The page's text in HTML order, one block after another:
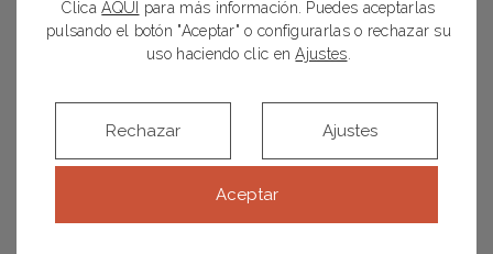
¿Qué tratamientos
existen?
fisioterapia, terapias conductuales
(que intentan orientar al paciente para
relajada), el tratamiento con
medicamentos (incluyendo relajantes
ClicaAQUÍ para más información. Puedes aceptarlas
pulsando el botón "Aceptar" o configurarlas o rechazar su
uso haciendo clic enAjustes
Aceptar
Rechazar Ajustes